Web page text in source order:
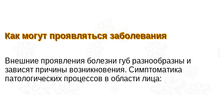
Как могут проявляться заболевания
Внешние проявления болезни губ разнообразны и
зависят причины возникновения. Симптоматика
патологических процессов в области лица: